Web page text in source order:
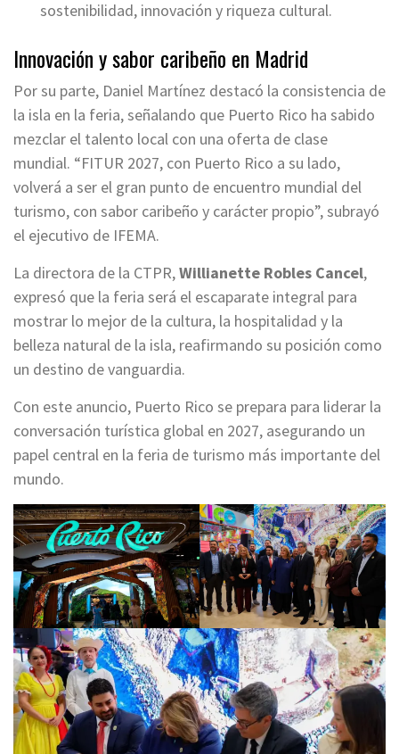
sostenibilidad, innovación y riqueza cultural.
Innovación y sabor caribeño en Madrid
Por su parte, Daniel Martínez destacó la consistencia de
la isla en la feria, señalando que Puerto Rico ha sabido
mezclar el talento local con una oferta de clase
mundial. “FITUR 2027, con Puerto Rico a su lado,
volverá a ser el gran punto de encuentro mundial del
turismo, con sabor caribeño y carácter propio”, subrayó
el ejecutivo de IFEMA.
La directora de la CTPR,Willianette Robles Cancel,
expresó que la feria será el escaparate integral para
mostrar lo mejor de la cultura, la hospitalidad y la
belleza natural de la isla, reafirmando su posición como
un destino de vanguardia.
Con este anuncio, Puerto Rico se prepara para liderar la
conversación turística global en 2027, asegurando un
papel central en la feria de turismo más importante del
mundo.